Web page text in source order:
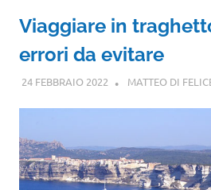
Viaggiare in
errori da evitare
24 FEBBRAIO 2022 MATTEO DI